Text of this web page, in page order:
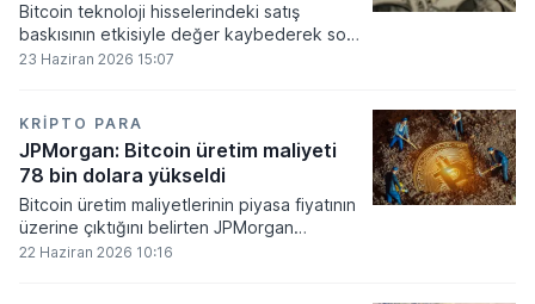
Bitcoin teknoloji hisselerindeki satış
baskısının etkisiyle değer kaybederek son
iki haftanın en düşük seviyesini gördü.
23 Haziran 2026 15:07
KRIPTO PARA
JPMorgan: Bitcoin üretim maliyeti
78 bin dolara yükseldi
Bitcoin üretim maliyetlerinin piyasa fiyatının
üzerine çıktığını belirten JPMorgan
analistleri, madencilik sektöründeki kârlılık
22 Haziran 2026 10:16